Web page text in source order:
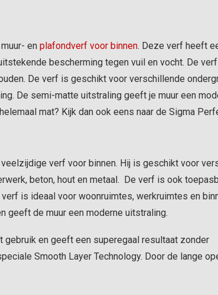
en plafondverf voor binnen. Deze verf heeft
bescherming tegen vuil en vocht. De
De verf is geschikt voor verschillende
De semi-matte uitstraling geeft je muur een
mat? Kijk dan ook eens naar de Sigma
verf voor binnen. Hij is geschikt voor
beton, hout en metaal. De verf is ook
is ideaal voor woonruimtes, werkruimtes en
geeft de muur een moderne uitstraling.
gebruik en geeft een superegaal resultaat zonder
Smooth Layer Technology. Door de lange